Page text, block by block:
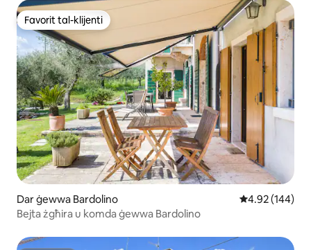
Favorit tal-klijenti
Favorit tal-klijenti
Dar ġewwa Bardolino Rating medju
4.92 (144)
Bejta żgħira u komda ġewwa Bardolino